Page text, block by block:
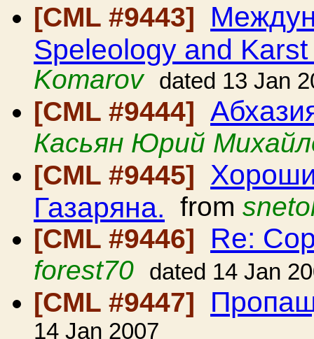
[CML #9443]
Speleology and
Komarov
dated 13 Jan
[CML #9444]
Касьян Юрий
[CML #9445]
Газаряна. from
[CML #9446]
Re:
forest70 dated 14 Jan
[CML #9447]